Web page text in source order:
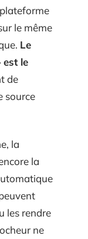
le même
Le
est le
de
source
la
la
les rendre
ne